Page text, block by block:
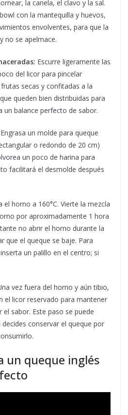
la canela, el clavo y la sal.
con la mantequilla y huevos,
envolventes, para que la
no se apelmace.
Escurre ligeramente las
del licor para pincelar
secas y confitadas a la
queden bien distribuidas para
un balance perfecto de sabor.
Engrasa un molde para queque
o redondo de 20 cm)
un poco de harina para
facilitará el desmolde después
el horno a 160°C. Vierte la mezcla
por aproximadamente 1 hora
no abrir el horno durante la
que el queque se baje. Para
un palillo en el centro; si
vez fuera del horno y aún tibio,
el licor reservado para mantener
sabor. Este paso se puede
conservar el queque por
un queque inglés